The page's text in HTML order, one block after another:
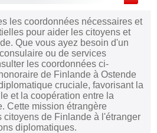
les coordonnées nécessaires et
pour aider les citoyens et
Que vous ayez besoin d'un
ou de services
les coordonnées ci-
de Finlande à Ostende
cruciale, favorisant la
et la coopération entre la
Cette mission étrangère
citoyens de Finlande à l'étranger
diplomatiques.